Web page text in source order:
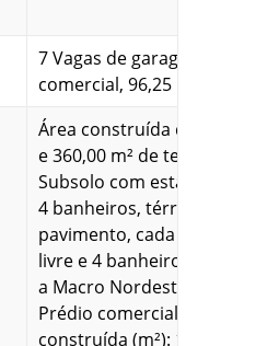
7 Vagas de garagem em
comercial, 96,25 m²
Área construída de 1.296,00
e 360,00 m² de terreno, com
Subsolo com
4 banheiros, térreo, 1º e 2º
pavimento, cada um possui
livre e 4 banheiros, para
a Macro Nordeste., Tipologia:
Prédio comercial, Área
construída (m²): 1.296,00,